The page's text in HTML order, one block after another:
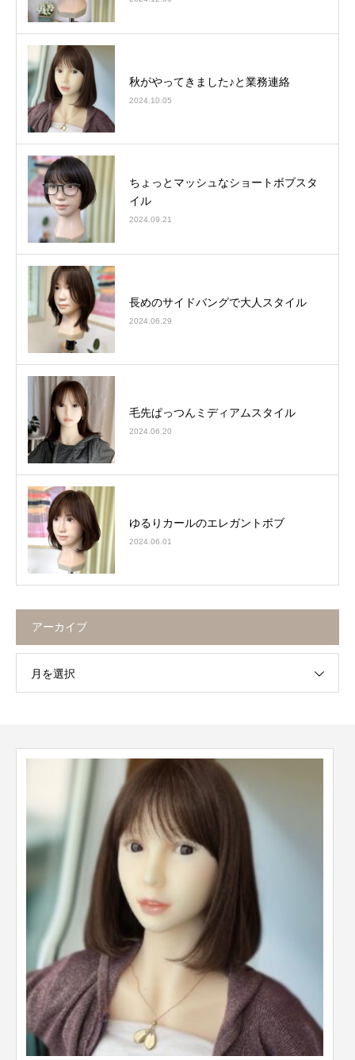
秋がやってきました♪と業務連絡
2024.10.05
ちょっとマッシュなショートボブスタ
イル
2024.09.21
長めのサイドバングで大人スタイル
2024.06.29
毛先ぱっつんミディアムスタイル
2024.06.20
ゆるりカールのエレガントボブ
2024.06.01
アーカイブ
月を選択